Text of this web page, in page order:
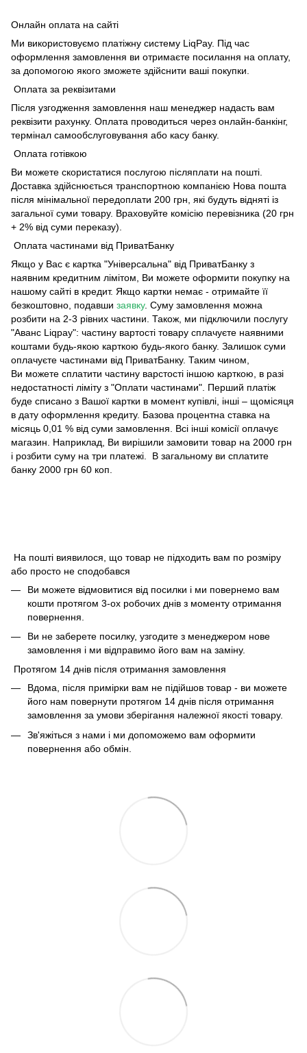
Онлайн оплата на сайті
Ми використовуємо платіжну систему LiqPay. Під час
оформлення замовлення ви отримаєте посилання на оплату,
за допомогою якого зможете здійснити ваші покупки.
Оплата за реквізитами
Після узгодження замовлення наш менеджер надасть вам
реквізити рахунку. Оплата проводиться через онлайн-банкінг,
термінал самообслуговування або касу банку.
Оплата готівкою
Ви можете скористатися послугою післяплати на пошті.
Доставка здійснюється транспортною компанією Нова пошта
після мінімальної передоплати 200 грн, які будуть відняті із
загальної суми товару. Враховуйте комісію перевізника (20 грн
+ 2% від суми переказу).
Оплата частинами від ПриватБанку
Якщо у Вас є картка "Універсальна" від ПриватБанку з
наявним кредитним лімітом, Ви можете оформити покупку на
нашому сайті в кредит. Якщо картки немає - отримайте її
безкоштовно, подавши заявку. Суму замовлення можна
розбити на 2-3 рівних частини. Також, ми підключили послугу
"Аванс Liqpay": частину вартості товару сплачуєте наявними
коштами будь-якою карткою будь-якого банку. Залишок суми
оплачуєте частинами від ПриватБанку. Таким чином,
Ви можете сплатити частину варстості іншою карткою, в разі
недостатності ліміту з "Оплати частинами". Перший платіж
буде списано з Вашої картки в момент купівлі, інші – щомісяця
в дату оформлення кредиту. Базова процентна ставка на
місяць 0,01 % від суми замовлення. Всі інші комісії оплачує
магазин. Наприклад, Ви вирішили замовити товар на 2000 грн
і розбити суму на три платежі. В загальному ви сплатите
банку 2000 грн 60 коп.
На пошті виявилося, що товар не підходить вам по розміру
або просто не сподобався
Ви можете відмовитися від посилки і ми повернемо вам
кошти протягом 3-ох робочих днів з моменту отримання
повернення.
Ви не заберете посилку, узгодите з менеджером нове
замовлення і ми відправимо його вам на заміну.
Протягом 14 днів після отримання замовлення
Вдома, після примірки вам не підійшов товар - ви можете
його нам повернути протягом 14 днів після отримання
замовлення за умови зберігання належної якості товару.
Зв'яжіться з нами і ми допоможемо вам оформити
повернення або обмін.